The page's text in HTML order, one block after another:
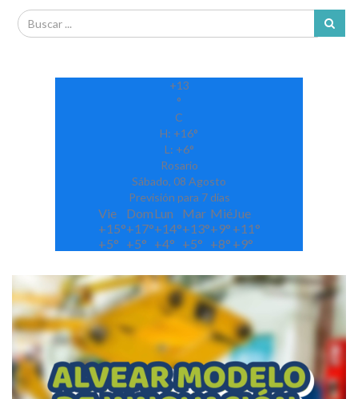
+13
°
C
H: +16°
L: +6°
Rosario
Sábado, 08 Agosto
Previsión para 7 días
Vie DomLun Mar MiéJue
+15°+17°+14°+13°+9° +11°
+5° +5° +4° +5° +8° +9°